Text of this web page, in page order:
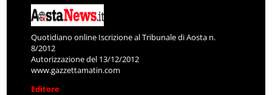
Quotidiano online Iscrizione al Tribunale di Aosta n.
8/2012
Autorizzazione del 13/12/2012
www.gazzettamatin.com
Editore